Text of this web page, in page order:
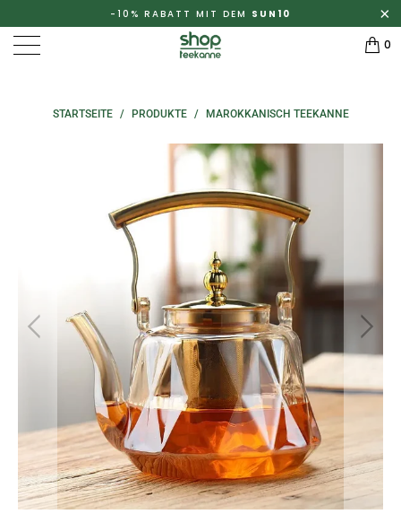
-10% RABATT MIT DEM SUN10
0
STARTSEITE / PRODUKTE / MAROKKANISCH TEEKANNE